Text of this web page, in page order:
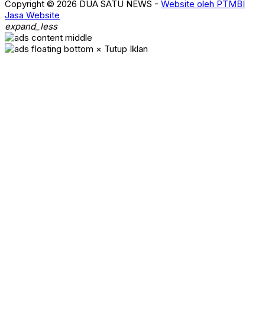
Copyright © 2026 DUA SATU NEWS - Website oleh PTMBI
Jasa Website
expand_less
× Tutup Iklan